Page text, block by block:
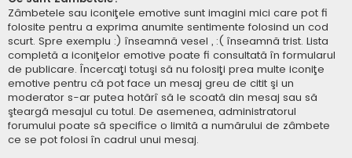
Zâmbetele sau iconiţele emotive sunt imagini mici care pot fi
folosite pentru a exprima anumite sentimente folosind un cod
scurt. Spre exemplu :) înseamnă vesel , :( înseamnă trist. Lista
completă a iconiţelor emotive poate fi consultată în formularul
de publicare. Încercaţi totuşi să nu folosiţi prea multe iconiţe
emotive pentru că pot face un mesaj greu de citit şi un
moderator s-ar putea hotărî să le scoată din mesaj sau să
şteargă mesajul cu totul. De asemenea, administratorul
forumului poate să specifice o limită a numărului de zâmbete
ce se pot folosi în cadrul unui mesaj.